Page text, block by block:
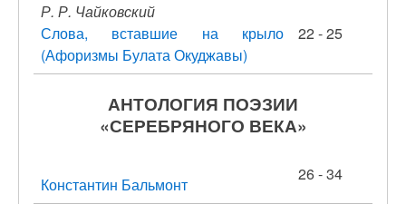
Р. Р. Чайковский
Слова, вставшие на крыло
(Афоризмы Булата Окуджавы)
22 - 25
АНТОЛОГИЯ ПОЭЗИИ
«СЕРЕБРЯНОГО ВЕКА»
Константин Бальмонт
26 - 34